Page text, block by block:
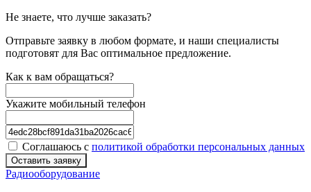
Не знаете, что лучше заказать?
Отправьте заявку в любом формате, и наши специалисты
подготовят для Вас оптимальное предложение.
Как к вам обращаться?
Укажите мобильный телефон
Соглашаюсь с политикой обработки персональных данных
Оставить заявку
Радиооборудование